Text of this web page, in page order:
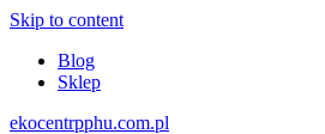
Skip to content
Blog
Sklep
ekocentrpphu.com.pl